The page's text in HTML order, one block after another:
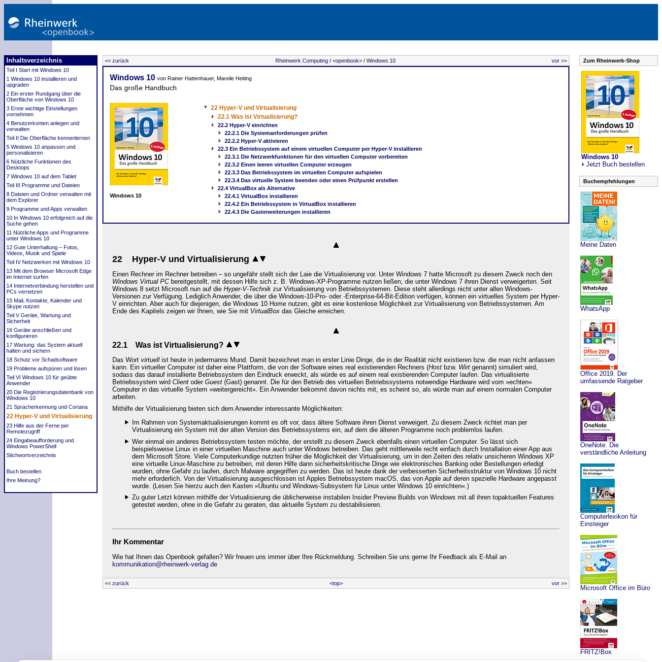
Inhaltsverzeichnis
Teil I Start mit Windows 10
1 Windows 10 installieren und
upgraden
2 Ein erster Rundgang über die
Oberfläche von Windows 10
3 Erste wichtige Einstellungen
vornehmen
4 Benutzerkonten anlegen und
verwalten
Teil II Die Oberfläche kennenlernen
5 Windows 10 anpassen und
personalisieren
6 Nützliche Funktionen des
Desktops
7 Windows 10 auf dem Tablet
Teil III Programme und Dateien
8 Dateien und Ordner verwalten mit
dem Explorer
9 Programme und Apps verwalten
10 In Windows 10 erfolgreich auf die
Suche gehen
11 Nützliche Apps und Programme
unter Windows 10
12 Gute Unterhaltung – Fotos,
Videos, Musik und Spiele
Teil IV Netzwerken mit Windows 10
13 Mit dem Browser Microsoft Edge
im Internet surfen
14 Internetverbindung herstellen und
PCs vernetzen
15 Mail, Kontakte, Kalender und
Skype nutzen
Teil V Geräte, Wartung und
Sicherheit
16 Geräte anschließen und
konfigurieren
17 Wartung: das System aktuell
halten und sichern
18 Schutz vor Schadsoftware
19 Probleme aufspüren und lösen
Teil VI Windows 10 für geübte
Anwender
20 Die Registrierungsdatenbank von
Windows 10
21 Spracherkennung und Cortana
22 Hyper-V und Virtualisierung
23 Hilfe aus der Ferne per
Remotezugriff
24 Eingabeaufforderung und
Windows PowerShell
Stichwortverzeichnis
Buch bestellen
Ihre Meinung?
<< zurück Rheinwerk Computing / <openbook> / Windows 10 vor >>
Windows 10 von Rainer Hattenhauer, Mareile Heiting
Das große Handbuch
Windows 10
22 Hyper-V und Virtualisierung
22.1 Was ist Virtualisierung?
22.2 Hyper-V einrichten
22.2.1 Die Systemanforderungen prüfen
22.2.2 Hyper-V aktivieren
22.3 Ein Betriebssystem auf einem virtuellen Computer per Hyper-V installieren
22.3.1 Die Netzwerkfunktionen für den virtuellen Computer vorbereiten
22.3.2 Einen leeren virtuellen Computer erzeugen
22.3.3 Das Betriebssystem im virtuellen Computer aufspielen
22.3.4 Das virtuelle System beenden oder einen Prüfpunkt erstellen
22.4 VirtualBox als Alternative
22.4.1 VirtualBox installieren
22.4.2 Ein Betriebssystem in VirtualBox installieren
22.4.3 Die Gasterweiterungen installieren
22 Hyper-V und Virtualisierung
Einen Rechner im Rechner betreiben – so ungefähr stellt sich der Laie die Virtualisierung vor. Unter Windows 7 hatte Microsoft zu diesem Zweck noch den
Windows Virtual PCbereitgestellt, mit dessen Hilfe sich z. B. Windows-XP-Programme nutzen ließen, die unter Windows 7 ihren Dienst verweigerten. Seit
Windows 8 setzt Microsoft nun auf die Hyper-V-Technik zur Virtualisierung von Betriebssystemen. Diese steht allerdings nicht unter allen Windows-
Versionen zur Verfügung. Lediglich Anwender, die über die Windows-10-Pro- oder -Enterprise-64-Bit-Edition verfügen, können ein virtuelles System per Hyper-
V einrichten. Aber auch für diejenigen, die Windows 10 Home nutzen, gibt es eine kostenlose Möglichkeit zur Virtualisierung von Betriebssystemen. Am
Ende des Kapitels zeigen wir Ihnen, wie Sie mit VirtualBox das Gleiche erreichen.
22.1 Was ist Virtualisierung?
Das Wort virtuell ist heute in jedermanns Mund. Damit bezeichnet man in erster Linie Dinge, die in der Realität nicht existieren bzw. die man nicht anfassen
kann. Ein virtueller Computer ist daher eine Plattform, die von der Software eines real existierenden Rechners (Host bzw. Wirt genannt) simuliert wird,
sodass das darauf installierte Betriebssystem den Eindruck erweckt, als würde es auf einem real existierenden Computer laufen. Das virtualisierte
Betriebssystem wird Client oder Guest (Gast) genannt. Die für den Betrieb des virtuellen Betriebssystems notwendige Hardware wird vom »echten«
Computer in das virtuelle System »weitergereicht«. Ein Anwender bekommt davon nichts mit, es scheint so, als würde man auf einem normalen Computer
arbeiten.
Mithilfe der Virtualisierung bieten sich dem Anwender interessante Möglichkeiten:
Im Rahmen von Systemaktualisierungen kommt es oft vor, dass ältere Software ihren Dienst verweigert. Zu diesem Zweck richtet man per
Virtualisierung ein System mit der alten Version des Betriebssystems ein, auf dem die älteren Programme noch problemlos laufen.
Wer einmal ein anderes Betriebssystem testen möchte, der erstellt zu diesem Zweck ebenfalls einen virtuellen Computer. So lässt sich
beispielsweise Linux in einer virtuellen Maschine auch unter Windows betreiben. Das geht mittlerweile recht einfach durch Installation einer App aus
dem Microsoft Store. Viele Computerkundige nutzten früher die Möglichkeit der Virtualisierung, um in den Zeiten des relativ unsicheren Windows XP
eine virtuelle Linux-Maschine zu betreiben, mit deren Hilfe dann sicherheitskritische Dinge wie elektronisches Banking oder Bestellungen erledigt
wurden, ohne Gefahr zu laufen, durch Malware angegriffen zu werden. Das ist heute dank der verbesserten Sicherheitsstruktur von Windows 10 nicht
mehr erforderlich. Von der Virtualisierung ausgeschlossen ist Apples Betriebssystem macOS, das von Apple auf deren spezielle Hardware angepasst
wurde. (Lesen Sie hierzu auch den Kasten »Ubuntu und Windows-Subsystem für Linux unter Windows 10 einrichten«.)
Zu guter Letzt können mithilfe der Virtualisierung die üblicherweise instabilen Insider Preview Builds von Windows mit all ihren topaktuellen Features
getestet werden, ohne in die Gefahr zu geraten, das aktuelle System zu destabilisieren.
Ihr Kommentar
Wie hat Ihnen das Openbook gefallen? Wir freuen uns immer über Ihre Rückmeldung. Schreiben Sie uns gerne Ihr Feedback als E-Mail an
kommunikation@rheinwerk-verlag.de
<< zurück <top> vor >>
Zum Rheinwerk-Shop
Windows 10
Jetzt Buch bestellen
Buchempfehlungen
Meine Daten
WhatsApp
Office 2019. Der
umfassende Ratgeber
OneNote. Die
verständliche Anleitung
Computerlexikon für
Einsteiger
Microsoft Office im Büro
FRITZ!Box